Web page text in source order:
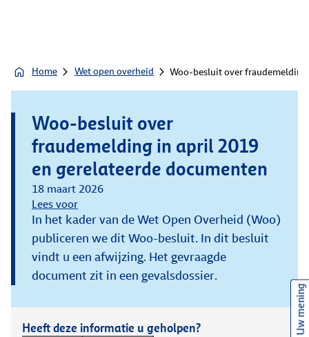
Home Wet open overheid Woo-besluit over
Woo-besluit over
fraudemelding in april 2019
en gerelateerde documenten
18 maart 2026
Lees voor
In het kader van de Wet Open Overheid (Woo)
publiceren we dit Woo-besluit. In dit besluit
vindt u een afwijzing. Het gevraagde
document zit in een gevalsdossier.
Heeft deze informatie u geholpen? Uw mening